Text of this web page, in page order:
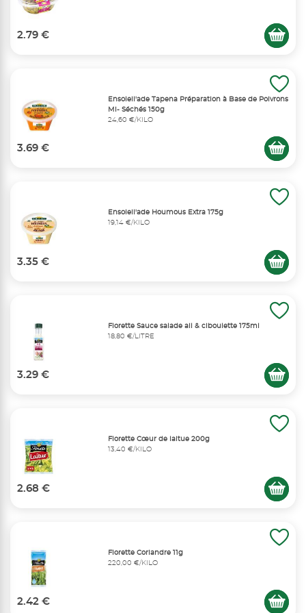
2.79 €
Ensoleil'ade Tapena Préparation à Base de Poivrons
Mi- Séchés 150g
24,60 €/KILO
3.69 €
Ensoleil'ade Houmous Extra 175g
19,14 €/KILO
3.35 €
Florette Sauce salade ail & ciboulette 175ml
18,80 €/LITRE
3.29 €
Florette Cœur de laitue 200g
13,40 €/KILO
2.68 €
Florette Coriandre 11g
220,00 €/KILO
2.42 €